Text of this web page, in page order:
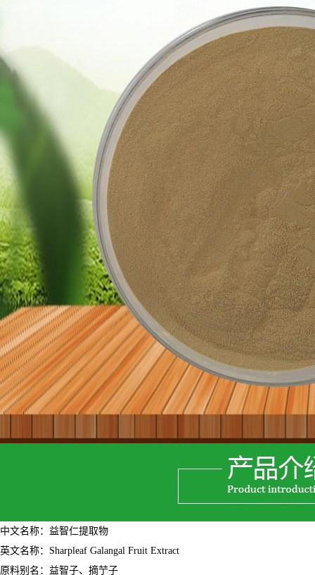
中文名称： 益智仁提取物
英文名称：Sharpleaf Galangal Fruit Extract
原料别名： 益智子、摘艼子